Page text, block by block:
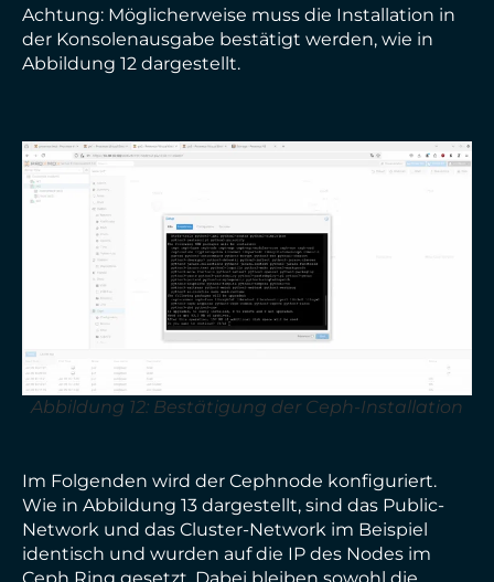
Achtung: Möglicherweise muss die Installation in
der Konsolenausgabe bestätigt werden, wie in
Abbildung 12 dargestellt.
Abbildung 12: Bestätigung der Ceph-Installation
Im Folgenden wird der Cephnode konfiguriert.
Wie in Abbildung 13 dargestellt, sind das Public-
Network und das Cluster-Network im Beispiel
identisch und wurden auf die IP des Nodes im
Ceph Ring gesetzt. Dabei bleiben sowohl die